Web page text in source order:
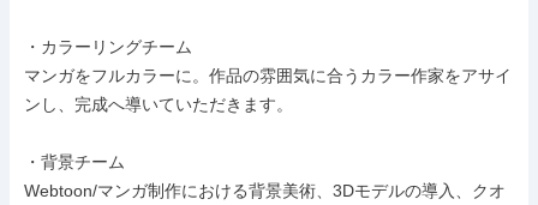
・カラーリングチーム
マンガをフルカラーに。作品の雰囲気に合うカラー作家をアサイ
ンし、完成へ導いていただきます。
・背景チーム
Webtoon/マンガ制作における背景美術、3Dモデルの導入、クオ